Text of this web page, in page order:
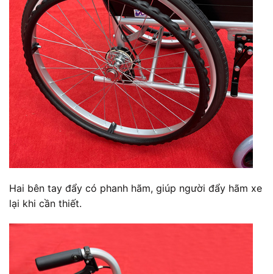
Hai bên tay đẩy có phanh hãm, giúp người đẩy hãm xe
lại khi cần thiết.